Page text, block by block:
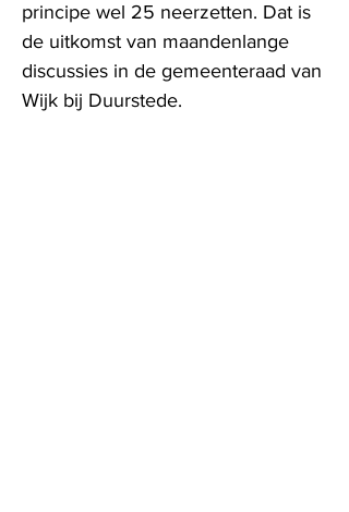
principe wel 25 neerzetten. Dat is
de uitkomst van maandenlange
discussies in de gemeenteraad van
Wijk bij Duurstede.